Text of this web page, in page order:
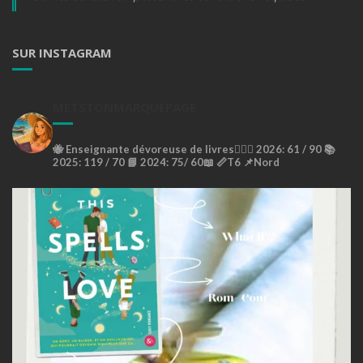
SUR INSTAGRAM
🐝Enseignante dévoreuse de livres🙇🏼‍♀️ 2026: 61 / 90 📚
2025: 119 / 70 📘 2024: 75/ 60📖 📏T6 📌Nord